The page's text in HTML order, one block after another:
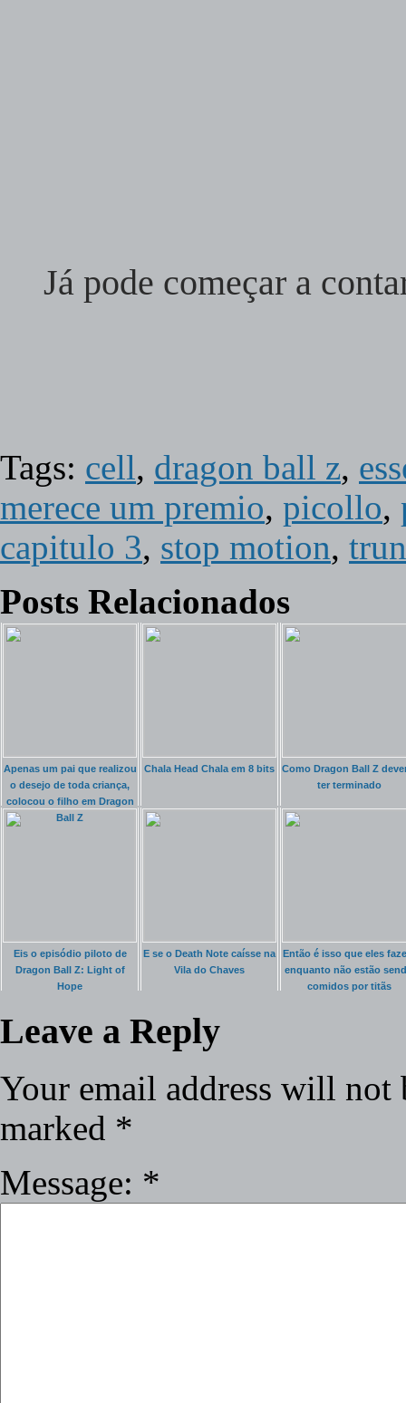
Já pode começar a
Tags: cell, dragon ball z,
merece um premio, picollo,
capitulo 3, stop motion,
Posts Relacionados
Apenas um pai que realizou
o desejo de toda criança,
colocou o filho em Dragon
Ball Z
Chala Head Chala em 8 bits
Como Dragon Ball Z
ter terminado
Eis o episódio piloto de
Dragon Ball Z: Light of
Hope
E se o Death Note caísse na
Vila do Chaves
Então é isso que eles
enquanto não estão
comidos por titãs
Leave a Reply
Your email address will not
marked *
Message: *